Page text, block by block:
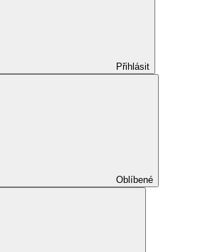
Přihlásit
Oblíbené